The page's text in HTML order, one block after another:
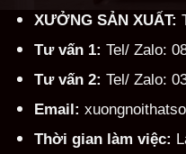
XƯỞNG SẢN XUẤT:
Tư vấn 1: Tel/ Zalo:
Tư vấn 2: Tel/ Zalo:
Email:
Thời gian làm việc: